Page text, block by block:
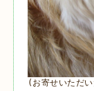
(お寄せいただ